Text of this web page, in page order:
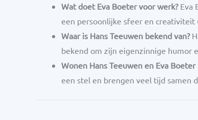
Wat doet Eva Boeter voor werk?Eva
een persoonlijke sfeer en creativiteit
Waar is Hans Teeuwen bekend van?
bekend om zijn eigenzinnige humor
Wonen Hans Teeuwen en Eva Boeter
een stel en brengen veel tijd samen